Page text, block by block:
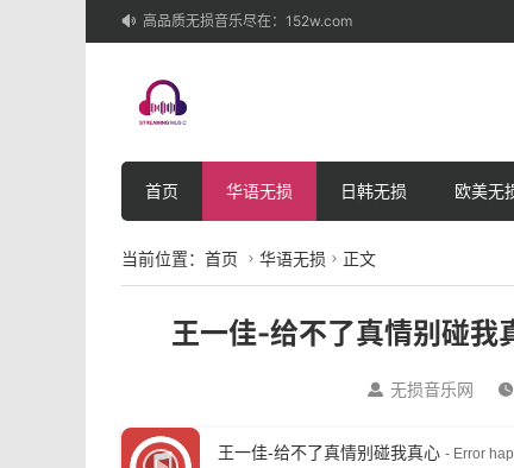
 高品质无损音乐尽在：152w.com
首页 华语无损 日韩无损 欧美无
当前位置： 首页  华语无损  正文
王一佳-给不了真情别碰
 无损音乐网 
王一佳-给不了真情别碰我真心 - Error